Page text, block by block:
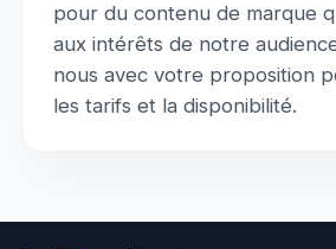
pour du contenu de marque
aux intérêts de notre
nous avec votre proposition
les tarifs et la disponibilité.